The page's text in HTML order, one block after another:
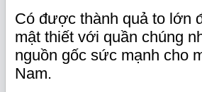
Có được thành quả to lớn
mật thiết với quần chúng
nguồn gốc sức mạnh cho
Nam.